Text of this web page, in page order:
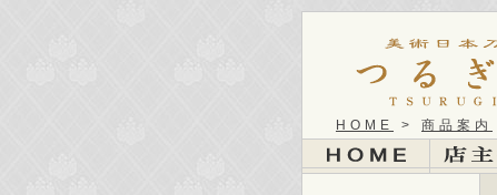
HOME > 商品案内